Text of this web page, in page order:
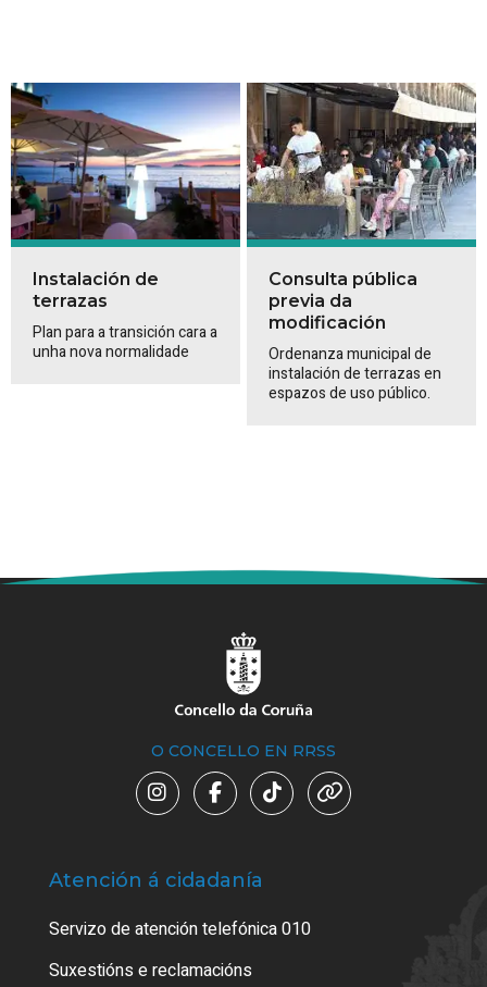
Instalación de
terrazas
Plan para a transición cara a
unha nova normalidade
Consulta pública
previa da
modificación
Ordenanza municipal de
instalación de terrazas en
espazos de uso público.
O CONCELLO EN RRSS
Atención á cidadanía
Servizo de atención telefónica 010
Suxestións e reclamacións